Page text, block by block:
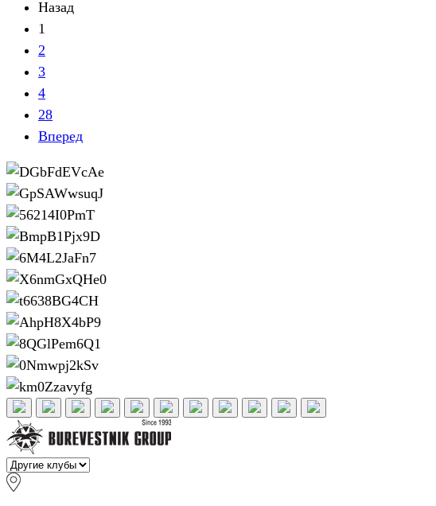
Назад
1
2
3
4
28
Вперед